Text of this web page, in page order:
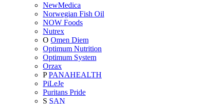
NewMedica
Norwegian Fish Oil
NOW Foods
Nutrex
O Omen Diem
Optimum Nutrition
Optimum System
Orzax
P PANAHEALTH
PiLeJe
Puritans Pride
S SAN